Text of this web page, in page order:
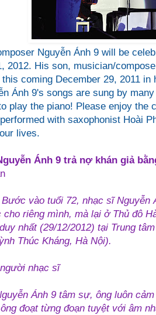
Nguyễn Ánh 9 will be
2012. His son, musician/
coming December 29, 2011 in
Ánh 9's songs are sung by
play the piano! Please enjoy the
with saxophonist Hoài
lives.
Ánh 9 trả nợ khán giả
vào tuổi 72, nhạc sĩ Nguyễn
cho riêng mình, mà lại ở Thủ đô
nhất (29/12/2012) tại Trung
Thúc Kháng, Hà Nội).
nhạc sĩ
Ánh 9 tâm sự, ông luôn
đoạt từng đoạn tuyệt với âm